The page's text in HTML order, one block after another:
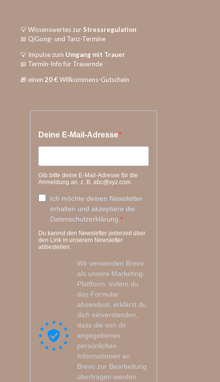
💡 Wissenswertes zur Stressregulation
📅 QiGong- und Tanz-Termine
💡 Impulse zum Umgang mit Trauer
📅 Termin-Info für Trauernde
🎁 einen 20 € Willkommens-Gutschein